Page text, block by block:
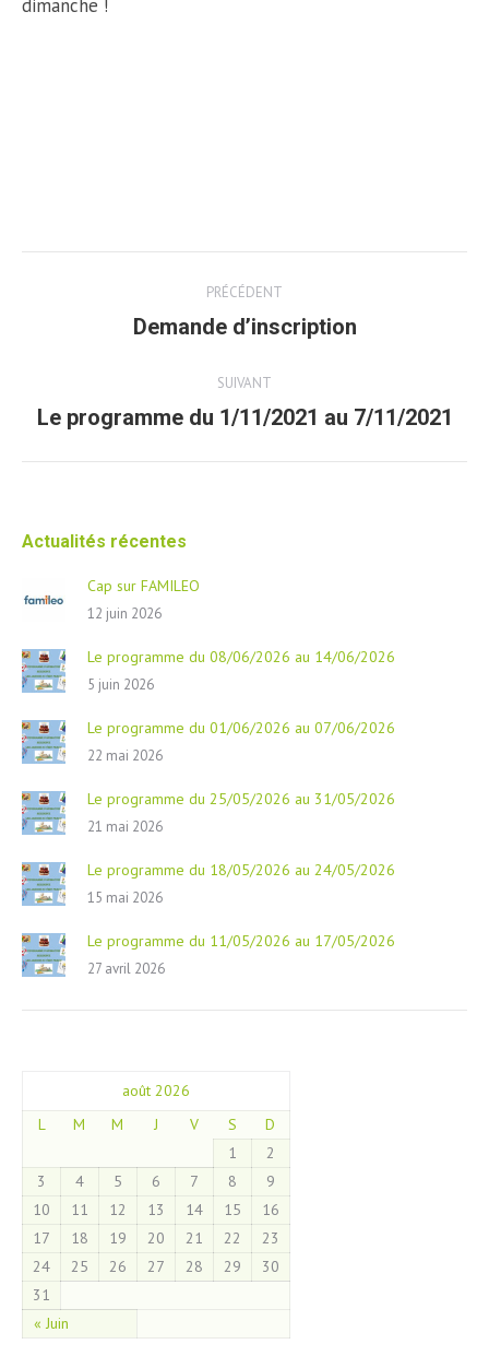
dimanche !
navigation
PRÉCÉDENT
Article
Demande d’inscription
SUIVANT
Article
Le programme du 1/11/2021 au 7/11/2021
Actualités récentes
Cap sur FAMILEO
12 juin 2026
Le programme du 08/06/2026 au 14/06/2026
5 juin 2026
Le programme du 01/06/2026 au 07/06/2026
22 mai 2026
Le programme du 25/05/2026 au 31/05/2026
21 mai 2026
Le programme du 18/05/2026 au 24/05/2026
15 mai 2026
Le programme du 11/05/2026 au 17/05/2026
27 avril 2026
août 2026
L
M M J V S D
« Juin
1
2
3
4 5 6 7 8
9
10
11 12 13 14 15
16
17
18 19 20 21 22
23
24
25 26 27 28 29
30
31